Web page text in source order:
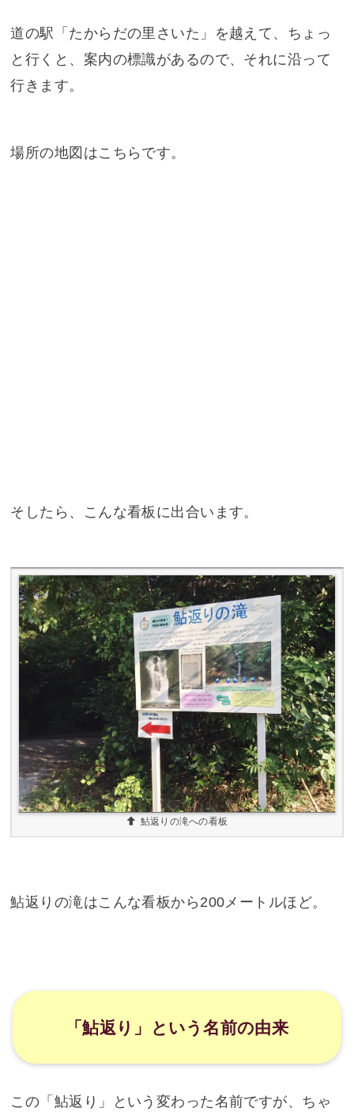
道の駅「たからだの里さいた」を越えて、ちょっ
と行くと、案内の標識があるので、それに沿って
行きます。
場所の地図はこちらです。
そしたら、こんな看板に出合います。
鮎返りの滝への看板
鮎返りの滝はこんな看板から200メートルほど。
「鮎返り」という名前の由来
この「鮎返り」という変わった名前ですが、ちゃ